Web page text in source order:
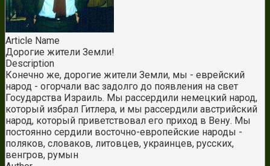
Article Name
Дорогие жители Земли!
Description
Конечно же, дорогие жители Земли, мы - еврейский
народ - огорчали вас задолго до появления на свет
Государства Израиль. Мы рассердили немецкий народ,
который избрал Гитлера, и мы рассердили австрийский
народ, который приветствовал его приход в Вену. Мы
постоянно сердили восточно-европейские народы -
поляков, словаков, литовцев, украинцев, русских,
венгров, румын